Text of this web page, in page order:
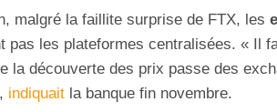
malgré la faillite surprise de FTX, les
pas les plateformes centralisées. « Il
la découverte des prix passe des
indiquait la banque fin novembre.